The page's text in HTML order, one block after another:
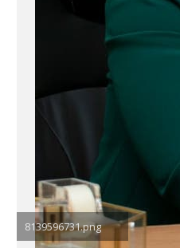
8139596731.png